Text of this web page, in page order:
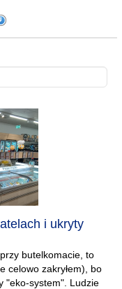
i ukryty
butelkomacie, to
celowo zakryłem), bo
"eko-system". Ludzie